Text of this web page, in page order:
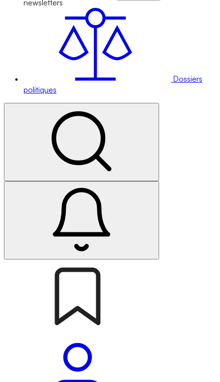
newsletters
Dossiers
politiques